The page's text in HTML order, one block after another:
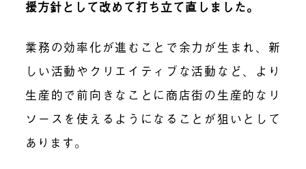
援方針として改めて打ち立て直しました。
業務の効率化が進むことで余力が生まれ、新
しい活動やクリエイティブな活動など、より
生産的で前向きなことに商店街の生産的なリ
ソースを使えるようになることが狙いとして
あります。